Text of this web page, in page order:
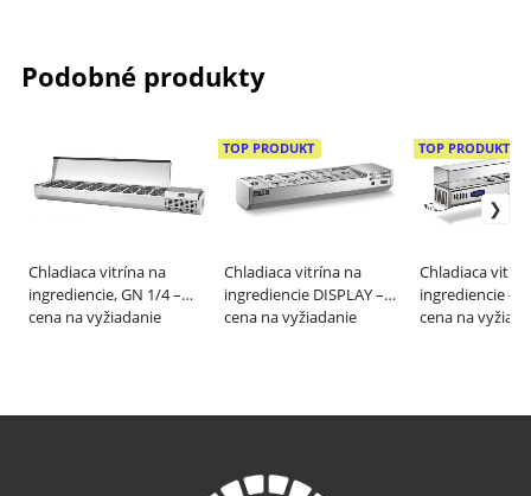
Podobné produkty
Chladiaca vitrína na
ingrediencie, GN 1/4 –
INFRICO
cena na vyžiadanie
Chladiaca vitrína na
ingrediencie DISPLAY –
GEMM
TOP PRODUKT
cena na vyžiadanie
Chladiaca
ingrediencie –
EVERLASTING
TOP PRODUKT
cena na